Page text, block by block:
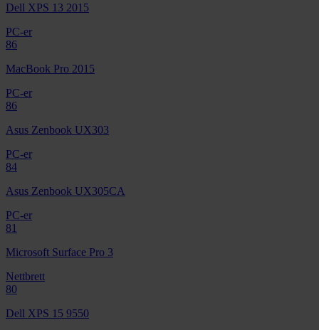
Dell XPS 13 2015
PC-er
86
MacBook Pro 2015
PC-er
86
Asus Zenbook UX303
PC-er
84
Asus Zenbook UX305CA
PC-er
81
Microsoft Surface Pro 3
Nettbrett
80
Dell XPS 15 9550